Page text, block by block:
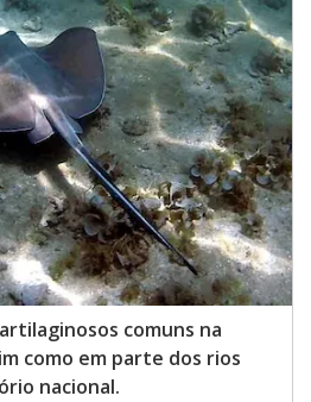
comuns na
como em parte dos rios
nacional.